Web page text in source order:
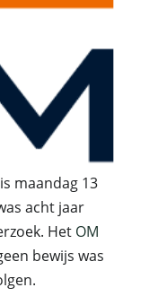
maandag 13
acht jaar
Het OM
bewijs was